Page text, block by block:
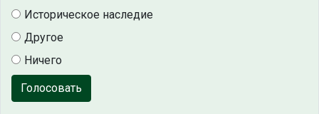
Историческое наследие
Другое
Ничего
Голосовать